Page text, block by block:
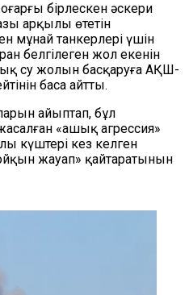
бірлескен әскери
арқылы өтетін
мұнай танкерлері үшін
белгілеген жол екенін
су жолын басқаруға АҚШ-
баса айтты.
айыптап, бұл
«ашық агрессия»
күштері кез келген
жауап» қайтаратынын